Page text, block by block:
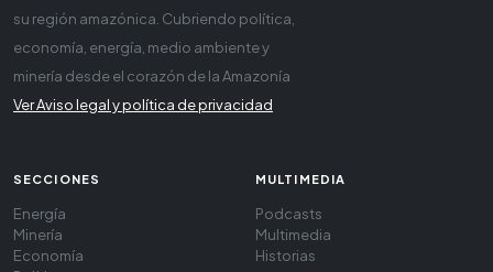
su región amazónica. Cubriendo política,
economía, energía, medio ambiente y
minería desde el corazón de la Amazonía
Ver Aviso legal y política de privacidad
SECCIONES
Energía
Minería
Economía
MULTIMEDIA
Podcasts
Multimedia
Historias